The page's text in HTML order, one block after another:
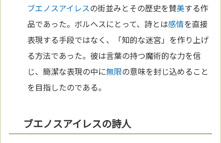
ブエノスアイレスの街並みとその歴史を賛美する作
品であった。ボルヘスにとって、詩とは感情を直接
表現する手段ではなく、「知的な迷宮」を作り上げ
る方法であった。彼は言葉の持つ魔術的な力を信
じ、簡潔な表現の中に無限の意味を封じ込めること
を目指したのである。
ブエノスアイレスの詩人